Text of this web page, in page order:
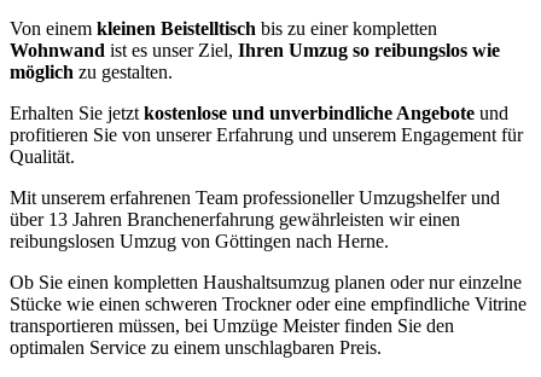
Von einem kleinen Beistelltisch bis zu einer kompletten
Wohnwand ist es unser Ziel, Ihren Umzug so reibungslos wie
möglich zu gestalten.
Erhalten Sie jetzt kostenlose und unverbindliche Angebote und
profitieren Sie von unserer Erfahrung und unserem Engagement für
Qualität.
Mit unserem erfahrenen Team professioneller Umzugshelfer und
über 13 Jahren Branchenerfahrung gewährleisten wir einen
reibungslosen Umzug von Göttingen nach Herne.
Ob Sie einen kompletten Haushaltsumzug planen oder nur einzelne
Stücke wie einen schweren Trockner oder eine empfindliche Vitrine
transportieren müssen, bei Umzüge Meister finden Sie den
optimalen Service zu einem unschlagbaren Preis.